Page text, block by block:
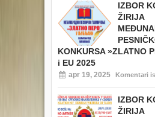
IZBOR
ŽIRIJA
KONKURSA »ZLATNO
i EU 2025
apr 19, 2025 Komentari
IZBOR
ŽIRIJA